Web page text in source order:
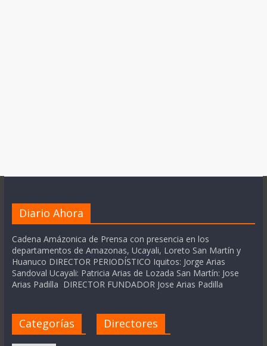
Diario Ahora
Cadena Amázonica de Prensa con presencia en los
departamentos de Amazonas, Ucayali, Loreto San Martín y
Huanuco DIRECTOR PERIODÍSTICO Iquitos: Jorge Arias
Sandoval Ucayali: Patricia Arias de Lozada San Martín: Jose
Arias Padilla DIRECTOR FUNDADOR Jose Arias Padilla
Categorías Directores